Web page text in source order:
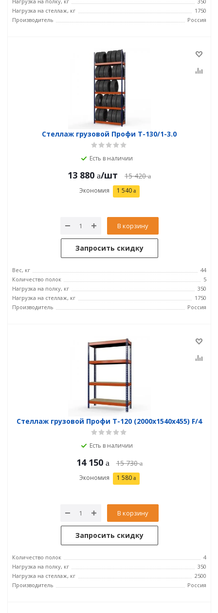
Нагрузка на стеллаж, кг
1750
Производитель
Россия
Стеллаж грузовой Профи Т-130/1-3.0
Есть в наличии
13 880 /шт 15 420
Экономия 1 540
В корзину
Запросить скидку
Вес, кг
44
Количество полок
5
Нагрузка на полку, кг
350
Нагрузка на стеллаж, кг
1750
Производитель
Россия
Стеллаж грузовой Профи Т-120 (2000x1540x455) F/4
Есть в наличии
14 150 15 730
Экономия 1 580
В корзину
Запросить скидку
Количество полок
4
Нагрузка на полку, кг
350
Нагрузка на стеллаж, кг
2500
Производитель
Россия